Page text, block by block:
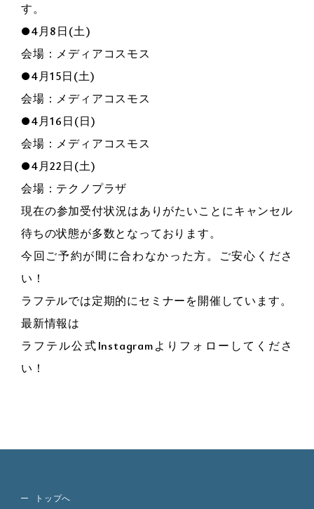
す。
●4月8日(土)
会場：メディアコスモス
●4月15日(土)
会場：メディアコスモス
●4月16日(日)
会場：メディアコスモス
●4月22日(土)
会場：テクノプラザ
現在の参加受付状況はありがたいことにキャンセル
待ちの状態が多数となっております。
今回ご予約が間に合わなかった方。ご安心くださ
い！
ラフテルでは定期的にセミナーを開催しています。
最新情報は
ラフテル公式Instagramよりフォローしてくださ
い！
トップへ